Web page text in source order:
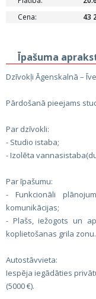
Cena:
43
Īpašuma
Dzīvokļi Āgenskalnā –
Pārdošanā pieejams
Par dzīvokli:
- Studio istaba;
- Izolēta
Par īpašumu:
- Funkcionāli
komunikācijas;
- Plašs, iežogots un
koplietošanas grila zonu.
Autostāvvieta:
Iespēja iegādāties
(5000 €).